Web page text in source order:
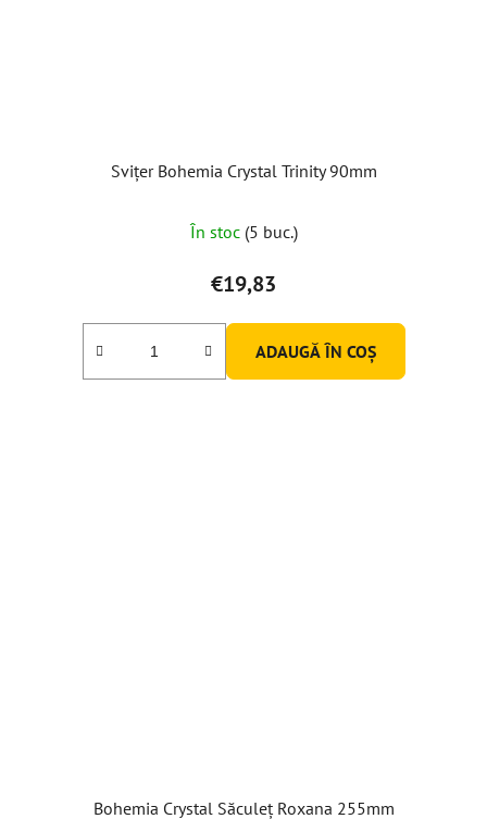
Svițer Bohemia Crystal Trinity 90mm
În stoc (5 buc.)
€19,83
ADAUGĂ ÎN COŞ
Bohemia Crystal Săculeț Roxana 255mm